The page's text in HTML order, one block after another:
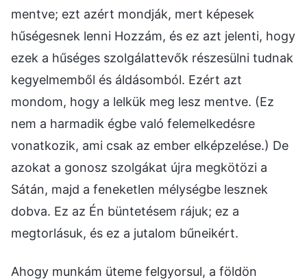
mentve; ezt azért mondják, mert képesek
hűségesnek lenni Hozzám, és ez azt jelenti, hogy
ezek a hűséges szolgálattevők részesülni tudnak
kegyelmemből és áldásomból. Ezért azt
mondom, hogy a lelkük meg lesz mentve. (Ez
nem a harmadik égbe való felemelkedésre
vonatkozik, ami csak az ember elképzelése.) De
azokat a gonosz szolgákat újra megkötözi a
Sátán, majd a feneketlen mélységbe lesznek
dobva. Ez az Én büntetésem rájuk; ez a
megtorlásuk, és ez a jutalom bűneikért.
Ahogy munkám üteme felgyorsul, a földön